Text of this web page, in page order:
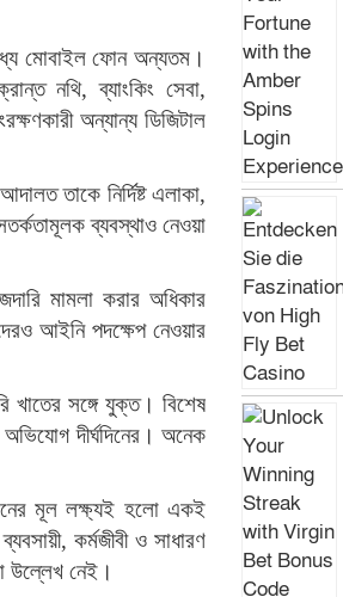
মোবাইল ফোন অন্যতম।
নথি, ব্যাংকিং সেবা,
অন্যান্য ডিজিটাল
তাকে নির্দিষ্ট এলাকা,
ব্যবস্থাও নেওয়া
মামলা করার অধিকার
আইনি পদক্ষেপ নেওয়ার
খাতের সঙ্গে যুক্ত। বিশেষ
দীর্ঘদিনের। অনেক
মূল লক্ষ্যই হলো একই
কর্মজীবী ও সাধারণ
উল্লেখ নেই।